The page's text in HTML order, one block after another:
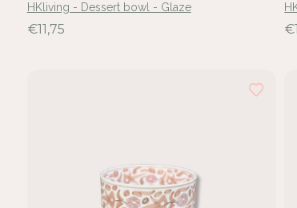
HKliving - Dessert bowl - Glaze
€11,75